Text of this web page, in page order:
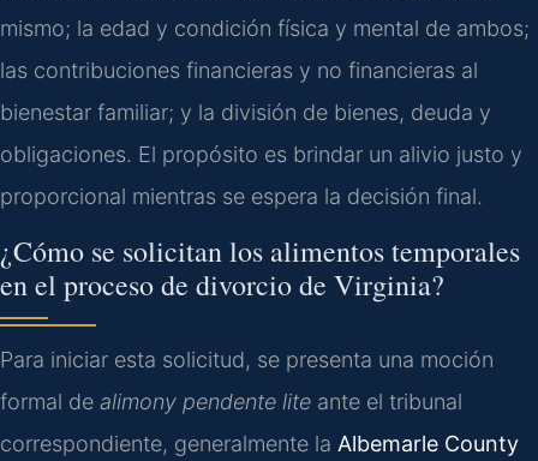
mismo; la edad y condición física y mental de ambos;
las contribuciones financieras y no financieras al
bienestar familiar; y la división de bienes, deuda y
obligaciones. El propósito es brindar un alivio justo y
proporcional mientras se espera la decisión final.
¿Cómo se solicitan los alimentos temporales
en el proceso de divorcio de Virginia?
Para iniciar esta solicitud, se presenta una moción
formal de alimony pendente lite ante el tribunal
correspondiente, generalmente la Albemarle County